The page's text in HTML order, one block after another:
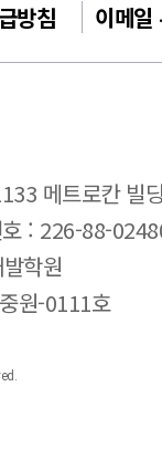
방침 이메일
메트로칸 빌
: 226-88-
학원
원-0111호